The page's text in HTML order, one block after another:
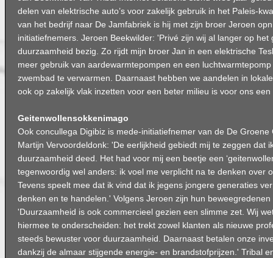
delen van elektrische auto’s voor zakelijk gebruik in het Paleis-
van het bedrijf naar De Jamfabriek is hij met zijn broer Jeroen
initiatiefnemers. Jeroen Beekwilder: 'Privé zijn wij al langer op het
duurzaamheid bezig. Zo rijdt mijn broer Jan in een elektrische
meer gebruik van aardewarmtepompen en een
zwembad te verwarmen. Daarnaast hebben we aandelen in
ook op zakelijk vlak inzetten voor een beter milieu is voor ons
Geitenwollensokkenimago
Ook concullega Digibiz is mede-initiatiefnemer van de De Groene
Martijn Vervoordeldonk: 'De eerlijkheid gebiedt mij te zeggen dat
duurzaamheid deed. Het had voor mij een beetje een
tegenwoordig wel anders: ik voel me verplicht na te denken over
Tevens speelt mee dat ik vind dat ik jegens jongere generaties
denken en te handelen.' Volgens Jeroen zijn hun
'Duurzaamheid is ook commercieel gezien een slimme zet. Wij
hiermee te onderscheiden: het trekt zowel klanten als nieuwe
steeds bewuster voor duurzaamheid. Daarnaast betalen onze
dankzij de almaar stijgende energie- en brandstofprijzen.' Tribal